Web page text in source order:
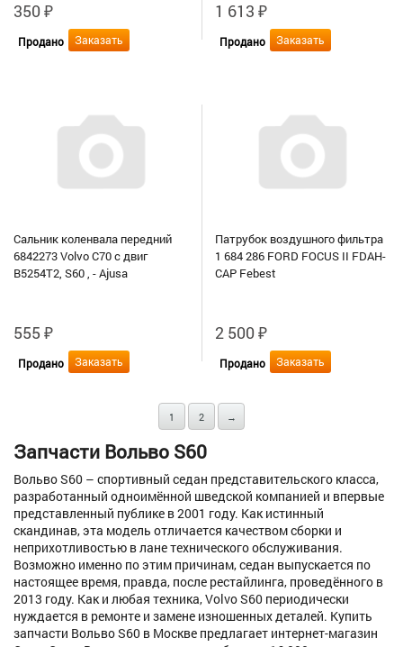
350₽
Продано Заказать
1 613 ₽
Продано Заказать
Сальник коленвала передний
6842273 Volvo C70 с двиг
B5254T2, S60 , - Ajusa
555 ₽
Продано Заказать
Патрубок воздушного фильтра
1 684 286 FORD FOCUS II FDAH-
CAP Febest
2 500₽
Продано Заказать
1 2 →
Запчасти Вольво S60
Вольво S60 – спортивный седан представительского класса,
разработанный одноимённой шведской компанией и впервые
представленный публике в 2001 году. Как истинный
скандинав, эта модель отличается качеством сборки и
неприхотливостью в лане технического обслуживания.
Возможно именно по этим причинам, седан выпускается по
настоящее время, правда, после рестайлинга, проведённого в
2013 году. Как и любая техника, Volvo S60 периодически
нуждается в ремонте и замене изношенных деталей. Купить
запчасти Вольво S60 в Москве предлагает интернет-магазин